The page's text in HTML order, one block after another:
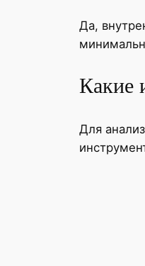
Да,
Какие
Для